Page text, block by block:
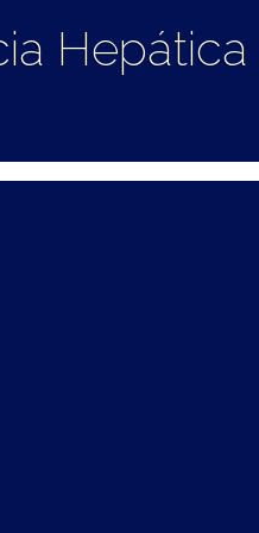
Hepática